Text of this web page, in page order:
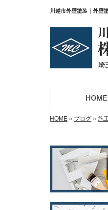
川越市外壁塗装｜外壁
HOME
HOME » ブログ » 施